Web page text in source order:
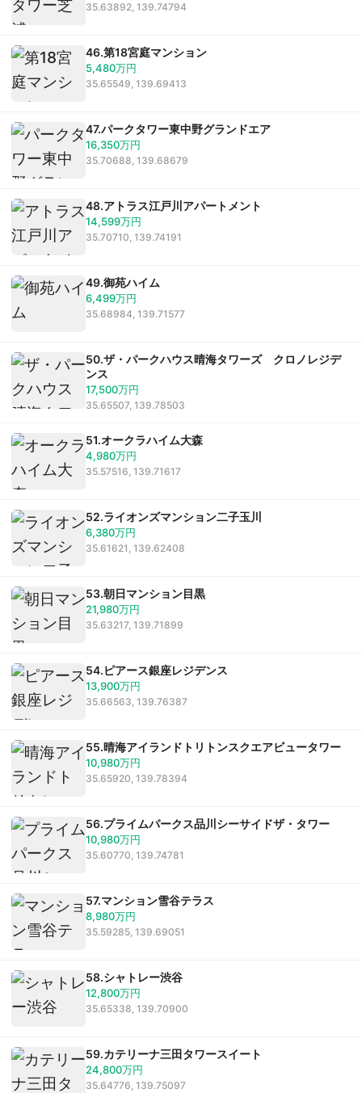
35.63892, 139.74794
46.第18宮庭マンション
5,480万円
35.65549, 139.69413
47.パークタワー東中野グランドエア
16,350万円
35.70688, 139.68679
48.アトラス江戸川アパートメント
14,599万円
35.70710, 139.74191
49.御苑ハイム
6,499万円
35.68984, 139.71577
50.ザ・パークハウス晴海タワーズ クロノレジデ
ンス
17,500万円
35.65507, 139.78503
51.オークラハイム大森
4,980万円
35.57516, 139.71617
52.ライオンズマンション二子玉川
6,380万円
35.61621, 139.62408
53.朝日マンション目黒
21,980万円
35.63217, 139.71899
54.ピアース銀座レジデンス
13,900万円
35.66563, 139.76387
55.晴海アイランドトリトンスクエアビュータワー
10,980万円
35.65920, 139.78394
56.プライムパークス品川シーサイドザ・タワー
10,980万円
35.60770, 139.74781
57.マンション雪谷テラス
8,980万円
35.59285, 139.69051
58.シャトレー渋谷
12,800万円
35.65338, 139.70900
59.カテリーナ三田タワースイート
24,800万円
35.64776, 139.75097